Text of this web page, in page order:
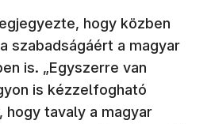
hogy közben
szabadságáért a magyar
is. „Egyszerre van
is kézzelfogható
hogy tavaly a magyar